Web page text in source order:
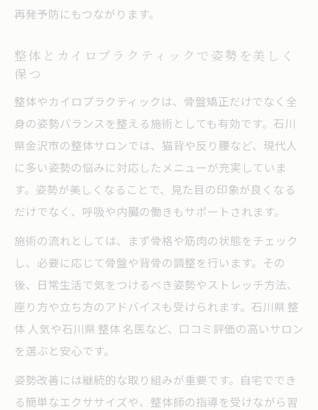
再発予防にもつながります。
整体とカイロプラクティックで姿勢を美しく
保つ
整体やカイロプラクティックは、骨盤矯正だけでなく全
身の姿勢バランスを整える施術としても有効です。石川
県金沢市の整体サロンでは、猫背や反り腰など、現代人
に多い姿勢の悩みに対応したメニューが充実していま
す。姿勢が美しくなることで、見た目の印象が良くなる
だけでなく、呼吸や内臓の働きもサポートされます。
施術の流れとしては、まず骨格や筋肉の状態をチェック
し、必要に応じて骨盤や背骨の調整を行います。その
後、日常生活で気をつけるべき姿勢やストレッチ方法、
座り方や立ち方のアドバイスも受けられます。石川県 整
体 人気や石川県 整体 名医など、口コミ評価の高いサロン
を選ぶと安心です。
姿勢改善には継続的な取り組みが重要です。自宅ででき
る簡単なエクササイズや、整体師の指導を受けながら習